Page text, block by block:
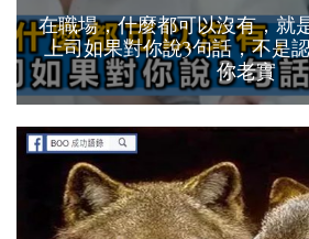
在職場，什麼都可以沒有，就
上司如果對你說3句話，不是
你老實